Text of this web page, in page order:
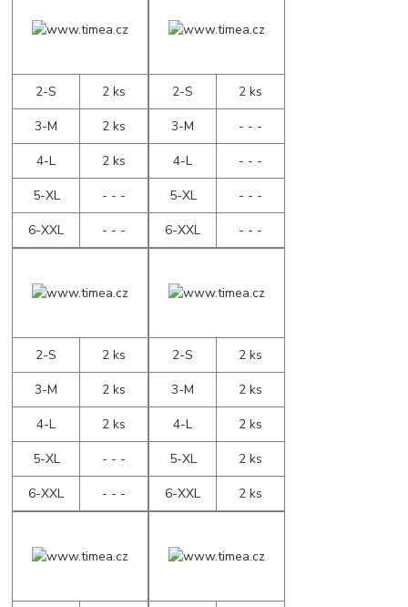
2-S
2 ks
3-M
2 ks
4-L
2 ks
5-XL
- - -
6-XXL
- - -
2-S
2 ks
3-M
- - -
4-L
- - -
5-XL
- - -
6-XXL
- - -
2-S
2 ks
3-M
2 ks
4-L
2 ks
5-XL
- - -
6-XXL
- - -
2-S
2 ks
3-M
2 ks
4-L
2 ks
5-XL
2 ks
6-XXL
2 ks